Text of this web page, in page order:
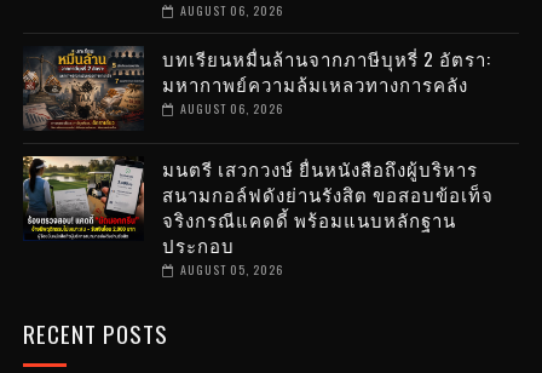
AUGUST 06, 2026
บทเรียนหมื่นล้านจากภาษีบุหรี่ 2 อัตรา:
มหากาพย์ความล้มเหลวทางการคลัง
AUGUST 06, 2026
มนตรี เสวกวงษ์ ยื่นหนังสือถึงผู้บริหาร
สนามกอล์ฟดังย่านรังสิต ขอสอบข้อเท็จ
จริงกรณีแคดดี้ พร้อมแนบหลักฐาน
ประกอบ
AUGUST 05, 2026
RECENT POSTS